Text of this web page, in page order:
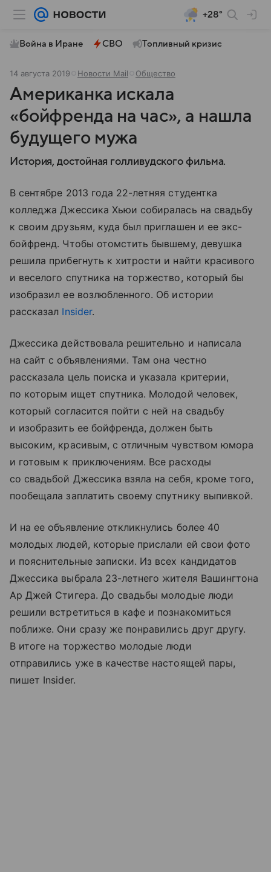
+28°
Война в Иране СВО Топливный кризис
14 августа 2019 Новости Mail Общество
Американка искала
«бойфренда на час», а нашла
будущего мужа
История, достойная голливудского фильма.
В сентябре 2013 года 22-летняя студентка
колледжа Джессика Хьюи собиралась на свадьбу
к своим друзьям, куда был приглашен и ее экс-
бойфренд. Чтобы отомстить бывшему, девушка
решила прибегнуть к хитрости и найти красивого
и веселого спутника на торжество, который бы
изобразил ее возлюбленного. Об истории
рассказал Insider.
Джессика действовала решительно и написала
на сайт с объявлениями. Там она честно
рассказала цель поиска и указала критерии,
по которым ищет спутника. Молодой человек,
который согласится пойти с ней на свадьбу
и изобразить ее бойфренда, должен быть
высоким, красивым, с отличным чувством юмора
и готовым к приключениям. Все расходы
со свадьбой Джессика взяла на себя, кроме того,
пообещала заплатить своему спутнику выпивкой.
И на ее объявление откликнулись более 40
молодых людей, которые прислали ей свои фото
и пояснительные записки. Из всех кандидатов
Джессика выбрала 23-летнего жителя Вашингтона
Ар Джей Стигера. До свадьбы молодые люди
решили встретиться в кафе и познакомиться
поближе. Они сразу же понравились друг другу.
В итоге на торжество молодые люди
отправились уже в качестве настоящей пары,
пишет Insider.